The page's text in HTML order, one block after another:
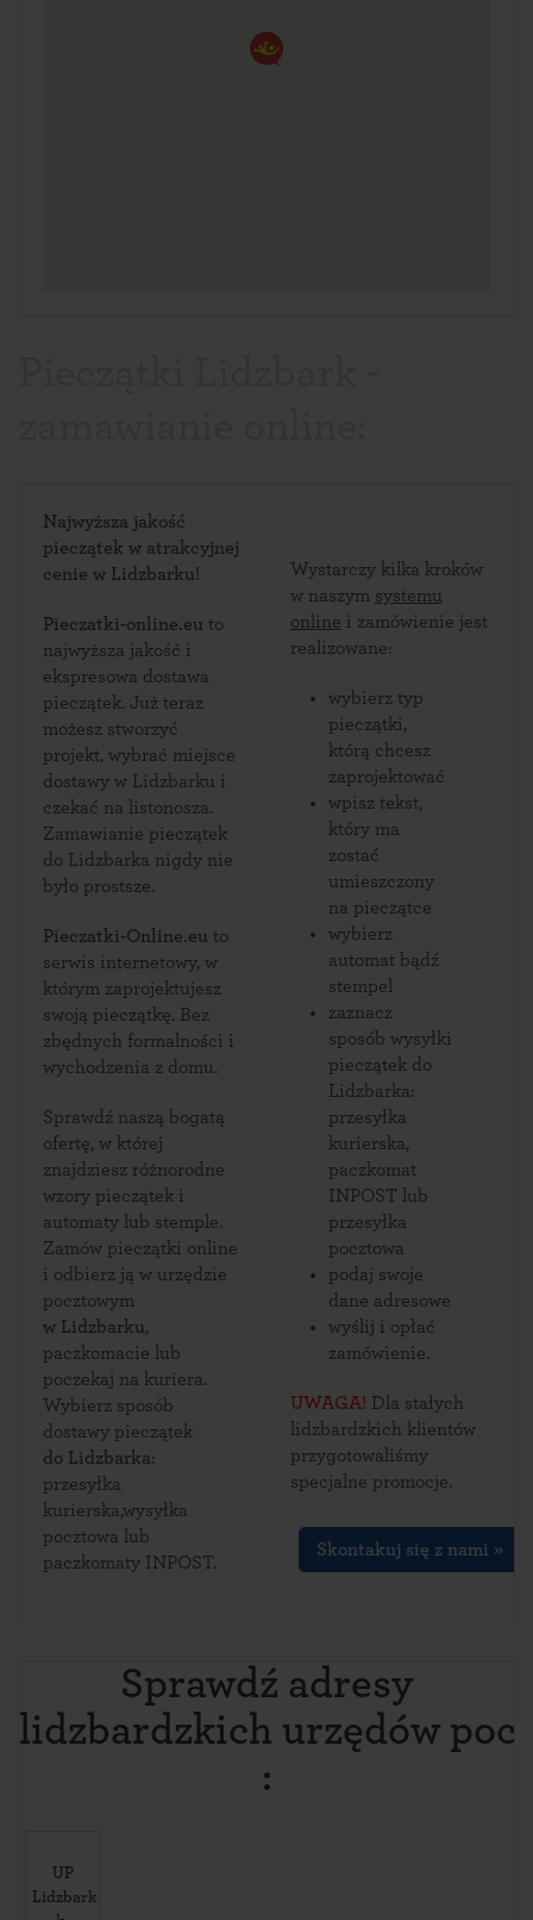
Najwyższa jakość
pieczątek w atrakcyjnej
cenie w Lidzbarku!
Pieczatki-online.eu to
najwyższa jakość i
ekspresowa dostawa
pieczątek. Już teraz
możesz stworzyć
projekt, wybrać miejsce
dostawy w Lidzbarku i
czekać na listonosza.
Zamawianie pieczątek
do Lidzbarka nigdy nie
było prostsze.
Pieczatki-Online.eu
serwis internetowy, w
którym zaprojektujesz
swoją pieczątkę. Bez
zbędnych formalności i
wychodzenia z domu.
Sprawdź naszą bogatą
ofertę, w której
znajdziesz różnorodne
wzory pieczątek i
automaty lub stemple.
Zamów pieczątki online
i odbierz ją w urzędzie
pocztowym
w Lidzbarku,
paczkomacie lub
poczekaj na kuriera.
Wybierz sposób
dostawy pieczątek
do Lidzbarka:
przesyłka
kurierska,wysyłka
pocztowa lub
paczkomaty INPOST.
Wystarczy kilka kroków
w naszym systemu
online i zamówienie jest
realizowane:
wybierz typ
pieczątki,
którą chcesz
zaprojektować
wpisz tekst,
który ma
zostać
umieszczony
na pieczątce
wybierz
automat bądź
stempel
zaznacz
sposób wysyłki
pieczątek do
Lidzbarka:
przesyłka
kurierska,
paczkomat
INPOST lub
przesyłka
pocztowa
podaj swoje
dane adresowe
wyślij i opłać
zamówienie.
UWAGA! Dla stałych
lidzbardzkich klientów
przygotowaliśmy
specjalne promocje.
Skontakuj się z nami »
Sprawdź adresy
lidzbardzkich urzędów
:
UP
Lidzbark